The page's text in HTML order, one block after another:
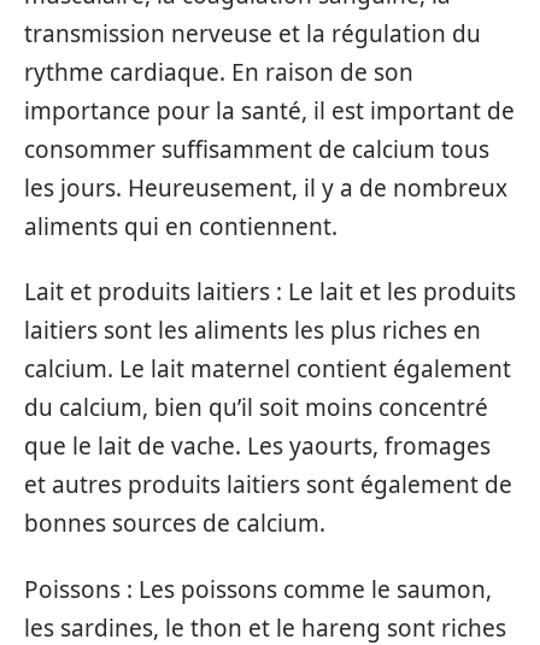
transmission nerveuse et la régulation du
rythme cardiaque. En raison de son
importance pour la santé, il est important de
consommer suffisamment de calcium tous
les jours. Heureusement, il y a de nombreux
aliments qui en contiennent.
Lait et produits laitiers : Le lait et les produits
laitiers sont les aliments les plus riches en
calcium. Le lait maternel contient également
du calcium, bien qu’il soit moins concentré
que le lait de vache. Les yaourts, fromages
et autres produits laitiers sont également de
bonnes sources de calcium.
Poissons : Les poissons comme le saumon,
les sardines, le thon et le hareng sont riches